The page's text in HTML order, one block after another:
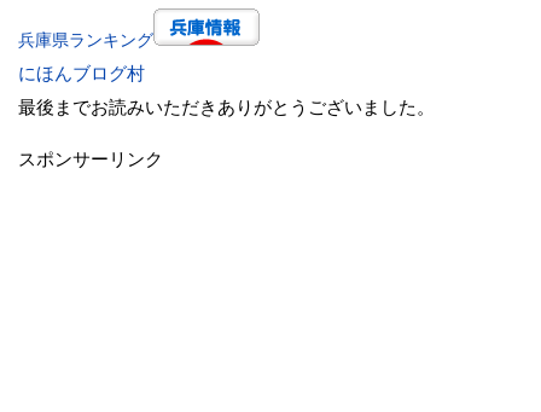
兵庫県ランキング
にほんブログ村
最後までお読みいただきありがとうございました。
スポンサーリンク